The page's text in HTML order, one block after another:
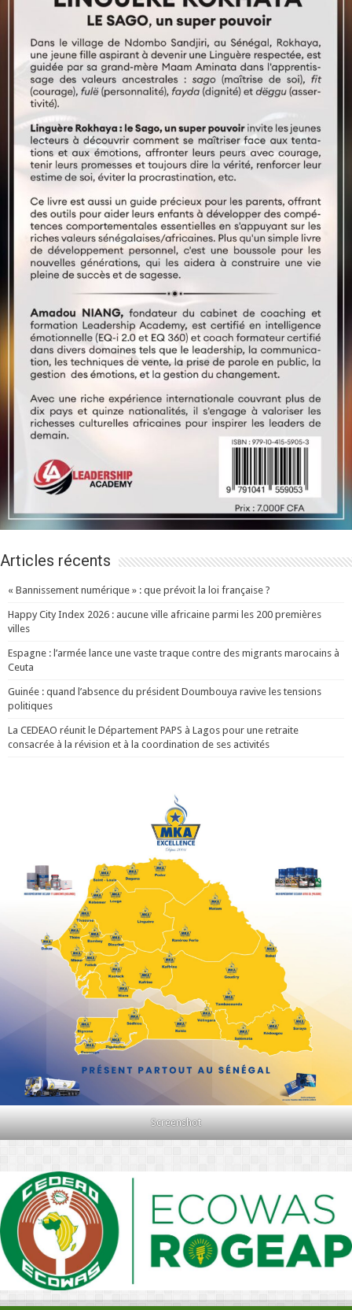
Articles récents
« Bannissement numérique » : que prévoit la loi française ?
Happy City Index 2026 : aucune ville africaine parmi les 200 premières
villes
Espagne : l’armée lance une vaste traque contre des migrants marocains à
Ceuta
Guinée : quand l’absence du président Doumbouya ravive les tensions
politiques
La CEDEAO réunit le Département PAPS à Lagos pour une retraite
consacrée à la révision et à la coordination de ses activités
Screenshot